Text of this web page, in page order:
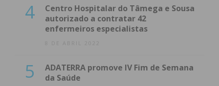
4
Centro Hospitalar do Tâmega e Sousa
autorizado a contratar 42
enfermeiros especialistas
8 DE ABRIL 2022
5
ADATERRA promove IV Fim de Semana
da Saúde